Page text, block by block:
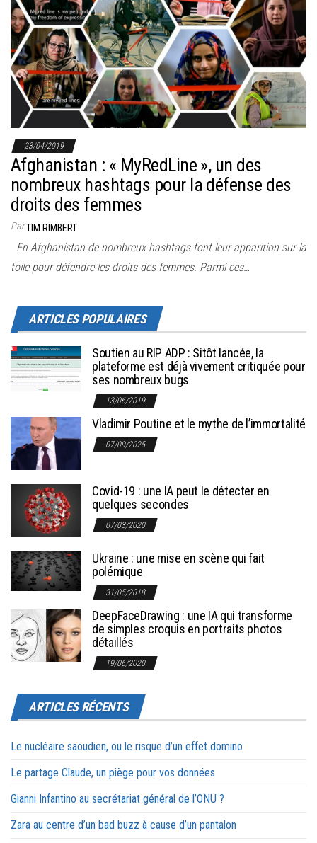
a
a
v
i
t
23/04/2019
Afghanistan : « MyRedLine », un des
nombreux hashtags pour la défense des
droits des femmes
ParTIM RIMBERT
En Afghanistan de nombreux hashtags font leur apparition sur la
toile pour défendre les droits des femmes. Parmi ces…
ARTICLES POPULAIRES
Soutien au RIP ADP : Sitôt lancée, la
plateforme est déjà vivement critiquée pour
ses nombreux bugs
13/06/2019
Vladimir Poutine et le mythe de l’immortalité
07/09/2025
Covid-19 : une IA peut le détecter en
quelques secondes
07/03/2020
Ukraine : une mise en scène qui fait
polémique
31/05/2018
DeepFaceDrawing : une IA qui transforme
de simples croquis en portraits photos
détaillés
19/06/2020
ARTICLES RÉCENTS
Le nucléaire saoudien, ou le risque d’un effet domino
Le partage Claude, un piège pour vos données
Gianni Infantino au secrétariat général de l’ONU ?
Zara au centre d’un bad buzz à cause d’un pantalon